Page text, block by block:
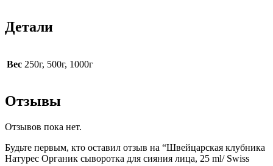
Детали
Вес 250г, 500г, 1000г
Отзывы
Отзывов пока нет.
Будьте первым, кто оставил отзыв на “Швейцарская клубника
Натурес Органик сыворотка для сияния лица, 25 ml/ Swiss